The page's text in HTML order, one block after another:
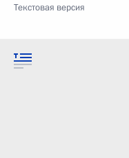
Текстовая версия